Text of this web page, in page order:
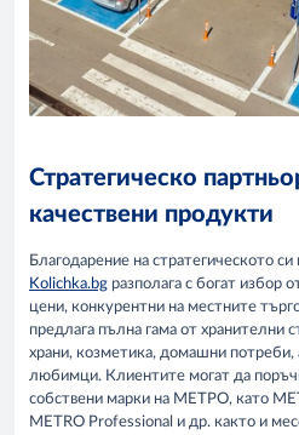
Стратегическо
качествени продукти
Благодарение на стратегическото
Kolichka.bg разполага с богат избор
цени, конкурентни на местните
предлага пълна гама от хранителни
храни, козметика, домашни потреби,
любимци. Клиентите могат да
собствени марки на МЕТРО, като
METRO Professional и др. както и